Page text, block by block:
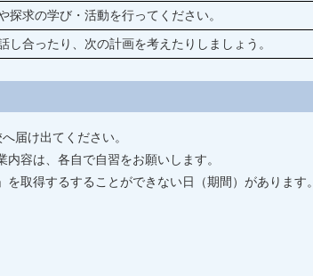
探求の学び・活動を行ってください。
し合ったり、次の計画を考えたりしましょう。
届け出てください。
容は、各自で自習をお願いします。
取得するすることができない日（期間）があります。